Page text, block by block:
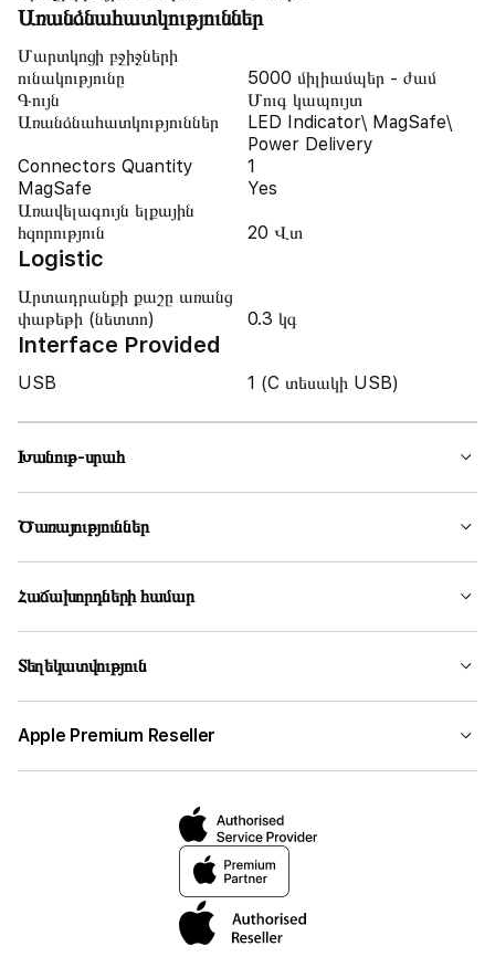
Առանձնահատկություններ
Մարտկոցի բջիջների
ունակությունը
5000 միլիամպեր - ժամ
Գույն
Մուգ կապույտ
Առանձնահատկություններ
LED Indicator\ MagSafe\
Power Delivery
Connectors Quantity
1
MagSafe
Yes
Առավելագույն ելքային
հզորություն
20 Վտ
Logistic
Արտադրանքի քաշը առանց
փաթեթի (նետտո)
0.3 կգ
Interface Provided
USB 1 (C տեսակի USB)
Խանութ-սրահ
Ծառայություններ
Հաճախորդների համար
Տեղեկատվություն
Apple Premium Reseller